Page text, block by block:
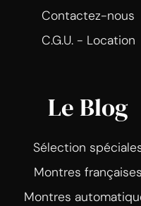
Contactez-nous
C.G.U. - Location
Le Blog
Sélection
Montres françaises
Montres